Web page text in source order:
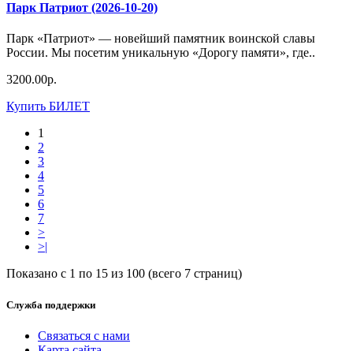
Парк Патриот (2026-10-20)
Парк «Патриот» — новейший памятник воинской славы
России. Мы посетим уникальную «Дорогу памяти», где..
3200.00р.
Купить БИЛЕТ
1
2
3
4
5
6
7
>
>|
Показано с 1 по 15 из 100 (всего 7 страниц)
Служба поддержки
Связаться с нами